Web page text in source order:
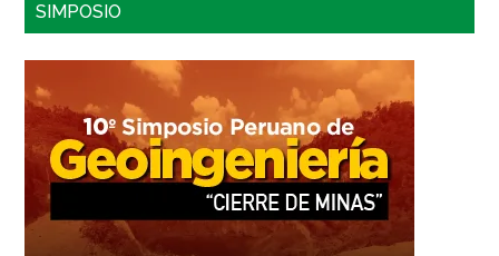
SIMPOSIO